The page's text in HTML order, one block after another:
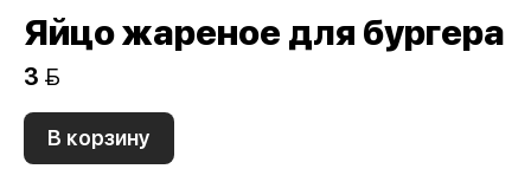
Яйцо жареное для бургера
3 
В корзину